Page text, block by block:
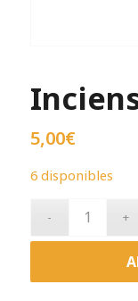
5,00€
6 disponibles